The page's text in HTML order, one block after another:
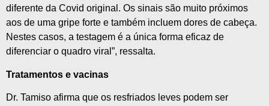
diferente da Covid original. Os sinais são muito próximos
aos de uma gripe forte e também incluem dores de cabeça.
Nestes casos, a testagem é a única forma eficaz de
diferenciar o quadro viral”, ressalta.
Tratamentos e vacinas
Dr. Tamiso afirma que os resfriados leves podem ser